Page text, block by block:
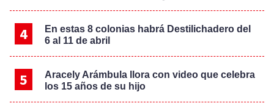
En estas 8 colonias habrá Destilichadero del
6 al 11 de abril
Aracely Arámbula llora con video que celebra
los 15 años de su hijo